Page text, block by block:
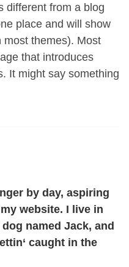
different from a blog
place and will show
most themes). Most
that introduces
It might say something
by day, aspiring
website. I live in
named Jack, and
caught in the